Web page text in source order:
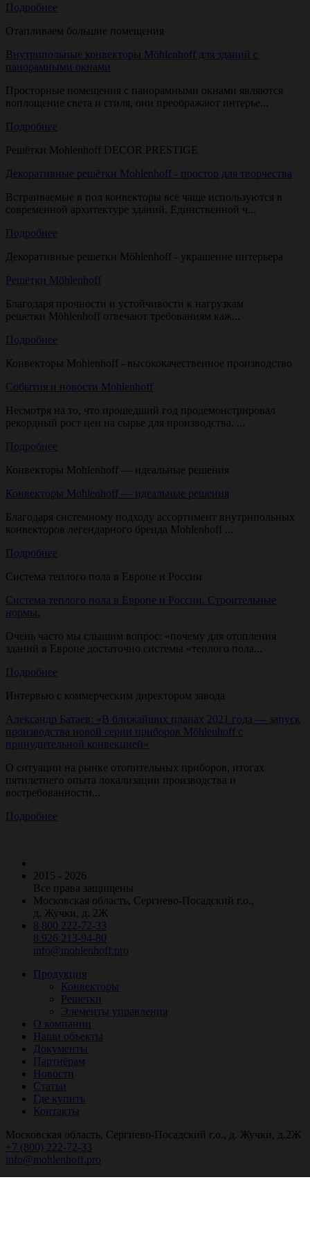
Подробнее
Отапливаем большие помещения
Внутрипольные конвекторы Möhlenhoff для зданий с
панорамными окнами
Просторные помещения с панорамными окнами являются
воплощение света и стиля, они преображают интерье...
Подробнее
Решётки Mohlenhoff DECOR PRESTIGE
Декоративные решётки Mohlenhoff - простор для творчества
Встраиваемые в пол конвекторы всё чаще используются в
современной архитектуре зданий. Единственной ч...
Подробнее
Декоративные решетки Möhlenhoff - украшение интерьера
Решётки Möhlenhoff
Благодаря прочности и устойчивости к нагрузкам
решетки Möhlenhoff отвечают требованиям каж...
Подробнее
Конвекторы Mohlenhoff - высококачественное производство
События и новости Mоhlenhoff
Несмотря на то, что прошедший год продемонстрировал
рекордный рост цен на сырье для производства, ...
Подробнее
Конвекторы Mоhlenhoff — идеальные решения
Конвекторы Mоhlenhoff — идеальные решения
Благодаря системному подходу ассортимент внутрипольных
конвекторов легендарного бренда Mоhlenhoff ...
Подробнее
Система теплого пола в Европе и России
Система теплого пола в Европе и России. Строительные
нормы.
Очень часто мы слышим вопрос: «почему для отопления
зданий в Европе достаточно системы «теплого пола...
Подробнее
Интервью с коммерческим директором завода
Александр Батаев: «В ближайших планах 2021 года — запуск
производства новой серии приборов Möhlenhoff с
принудительной конвекцией»
О ситуации на рынке отопительных приборов, итогах
пятилетнего опыта локализации производства и
востребованности...
Подробнее
2015 - 2026
Все права защищены
Московская область, Сергиево-Посадский г.о.,
д. Жучки, д. 2Ж
8 800 222-72-33
8 926 213-94-80
info@mohlenhoff.pro
Продукция
Конвекторы
Решетки
Элементы управления
О компании
Наши объекты
Документы
Партнёрам
Новости
Статьи
Где купить
Контакты
Московская область, Сергиево-Посадский г.о., д. Жучки, д.2Ж
+7 (800) 222-72-33
info@mohlenhoff.pro